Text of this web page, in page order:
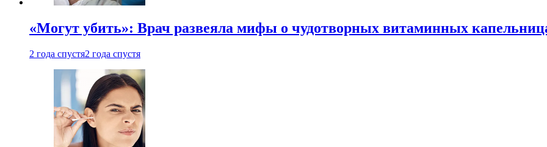
«Могут убить»: Врач развеяла мифы о чудотворных витаминных
2 года спустя2 года спустя